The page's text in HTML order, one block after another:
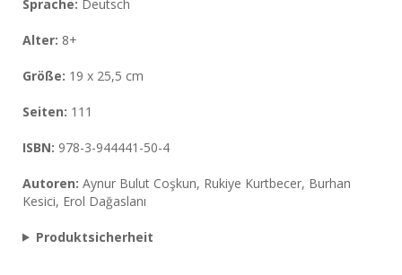
Sprache: Deutsch
Alter: 8+
Größe: 19 x 25,5 cm
Seiten: 111
ISBN: 978-3-944441-50-4
Autoren: Aynur Bulut Coşkun, Rukiye Kurtbecer, Burhan
Kesici, Erol Dağaslanı
Produktsicherheit